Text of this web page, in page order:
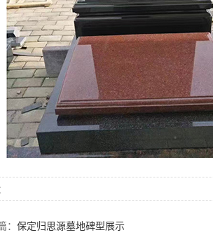
： 保定归思源墓地碑型展示